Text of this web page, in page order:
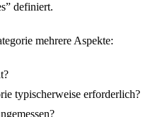
definiert.
mehrere Aspekte:
typischerweise erforderlich?